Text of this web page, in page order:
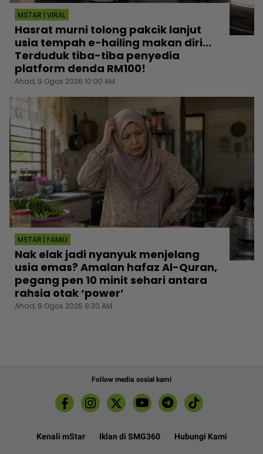
MSTAR | VIRAL
Hasrat murni tolong pakcik lanjut
usia tempah e-hailing makan diri...
Terduduk tiba-tiba penyedia
platform denda RM100!
Ahad, 9 Ogos 2026 10:00 AM
MSTAR | FAMILI
Nak elak jadi nyanyuk menjelang
usia emas? Amalan hafaz Al-Quran,
pegang pen 10 minit sehari antara
rahsia otak ‘power’
Ahad, 9 Ogos 2026 9:30 AM
Follow media sosial kami
Kenali mStar Iklan di SMG360 Hubungi Kami